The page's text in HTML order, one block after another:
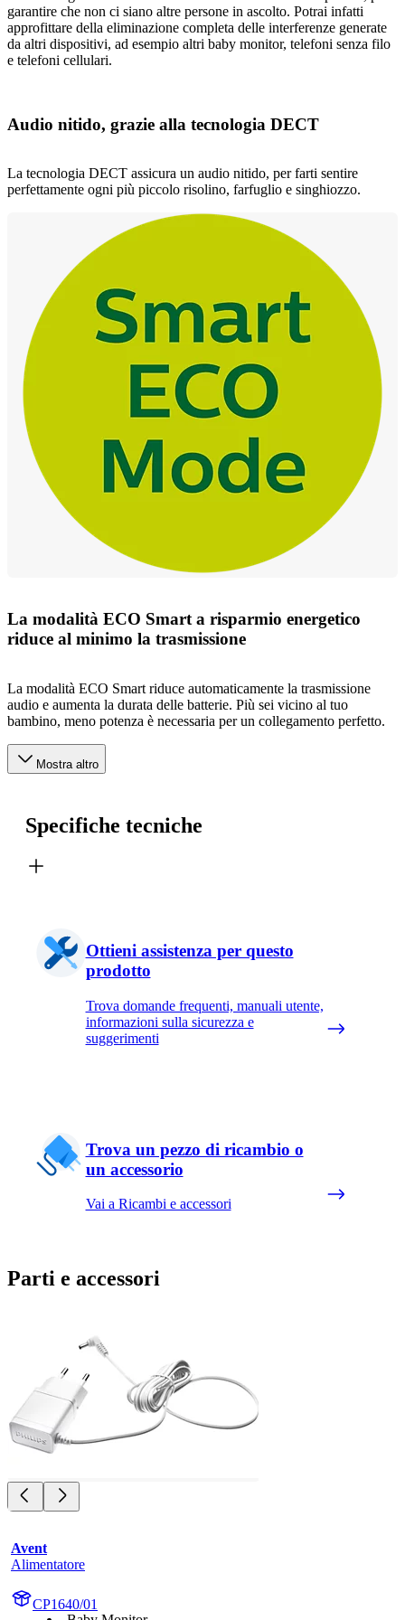
garantire che non ci siano altre persone in ascolto. Potrai infatti
approfittare della eliminazione completa delle interferenze generate
da altri dispositivi, ad esempio altri baby monitor, telefoni senza filo
e telefoni cellulari.
Audio nitido, grazie alla tecnologia DECT
La tecnologia DECT assicura un audio nitido, per farti sentire
perfettamente ogni più piccolo risolino, farfuglio e singhiozzo.
La modalità ECO Smart a risparmio energetico
riduce al minimo la trasmissione
La modalità ECO Smart riduce automaticamente la trasmissione
audio e aumenta la durata delle batterie. Più sei vicino al tuo
bambino, meno potenza è necessaria per un collegamento perfetto.
Mostra altro
Specifiche tecniche
Ottieni assistenza per questo
prodotto
Trova domande frequenti, manuali utente,
informazioni sulla sicurezza e
suggerimenti
Trova un pezzo di ricambio o
un accessorio
Vai a Ricambi e accessori
Parti e accessori
Avent
Alimentatore
CP1640/01